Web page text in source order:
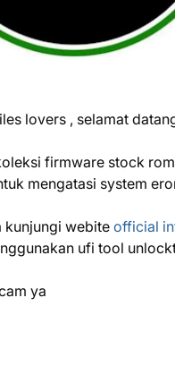
lovers , selamat
firmware stock
mengatasi system
kunjungi webite official
ufi tool
ya